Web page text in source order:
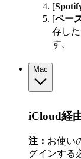
[
[ペー
存し
す。
Mac
iCloud経
注： お使い
グインする